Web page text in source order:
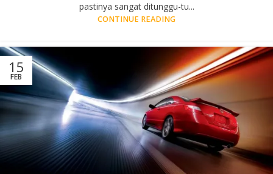
pastinya sangat ditunggu-tu...
CONTINUE READING
15
FEB